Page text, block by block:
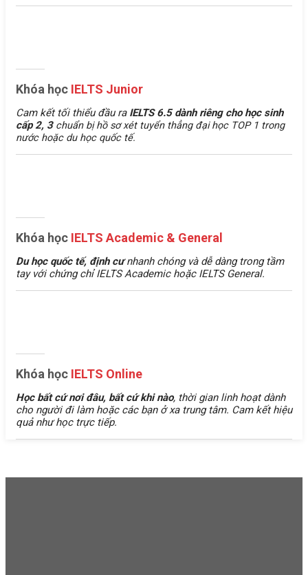
Khóa học IELTS Junior
Cam kết tối thiểu đầu raIELTS 6.5 dành riêng cho học sinh
cấp 2, 3 chuẩn bị hồ sơ xét tuyển thẳng đại học TOP 1 trong
nước hoặc du học quốc tế.
Khóa học IELTS Academic & General
Du học quốc tế, định cưnhanh chóng và dễ dàng trong tầm
tay với chứng chỉ IELTS Academic hoặc IELTS General.
Khóa học IELTS Online
Học bất cứ nơi đâu, bất cứ khi nào, thời gian linh hoạt dành
cho người đi làm hoặc các bạn ở xa trung tâm. Cam kết hiệu
quả như học trực tiếp.